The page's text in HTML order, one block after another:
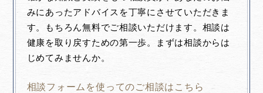
みにあったアドバイスを丁寧にさせていただきま
す。もちろん無料でご相談いただけます。相談は
健康を取り戻すための第一歩。まずは相談からは
じめてみませんか。
相談フォームを使ってのご相談はこちら